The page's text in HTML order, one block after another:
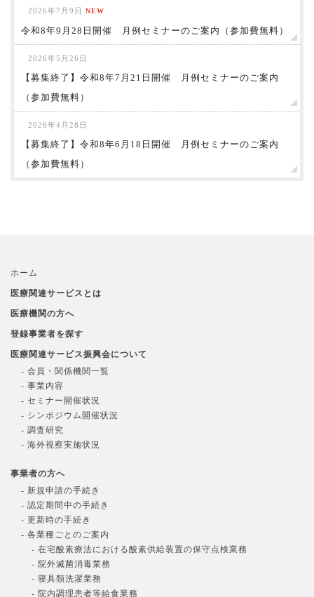
2026年7月9日 NEW
令和8年9月28日開催 月例セミナーのご案内（参加費無料）
2026年5月26日
【募集終了】令和8年7月21日開催 月例セミナーのご案内
（参加費無料）
2026年4月28日
【募集終了】令和8年6月18日開催 月例セミナーのご案内
（参加費無料）
ホーム
医療関連サービスとは
医療機関の方へ
登録事業者を探す
医療関連サービス振興会について
- 会員・関係機関一覧
- 事業内容
- セミナー開催状況
- シンポジウム開催状況
- 調査研究
- 海外視察実施状況
事業者の方へ
- 新規申請の手続き
- 認定期間中の手続き
- 更新時の手続き
- 各業種ごとのご案内
- 在宅酸素療法における酸素供給装置の保守点検業務
- 院外滅菌消毒業務
- 寝具類洗濯業務
- 院内調理患者等給食業務